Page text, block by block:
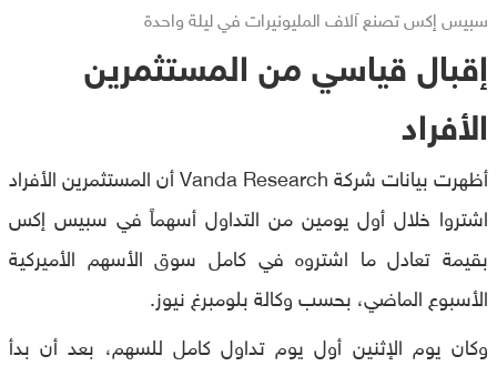
سبيس إكس تصنع آلاف المليونيرات في ليلة واحدة
إقبال قياسي من المستثمرين
الأفراد
أظهرت بيانات شركة Vanda Research أن المستثمرين الأفراد
اشتروا خلال أول يومين من التداول أسهماً في سبيس إكس
بقيمة تعادل ما اشتروه في كامل سوق الأسهم الأميركية
الأسبوع الماضي، بحسب وكالة بلومبرغ نيوز.
وكان يوم الإثنين أول يوم تداول كامل للسهم، بعد أن بدأ